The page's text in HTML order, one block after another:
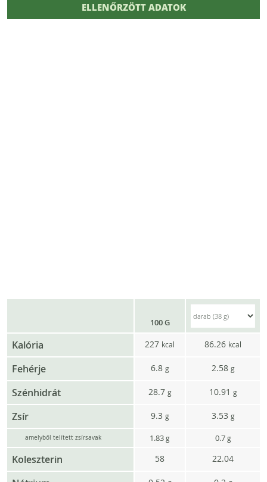
ELLENŐRZÖTT ADATOK
100 G
Kalória 227 kcal 86.26 kcal
Fehérje 6.8 g 2.58 g
Szénhidrát 28.7 g 10.91 g
Zsír 9.3 g 3.53 g
amelyből telített zsírsavak 1.83g 0.7 g
Koleszterin 58 22.04